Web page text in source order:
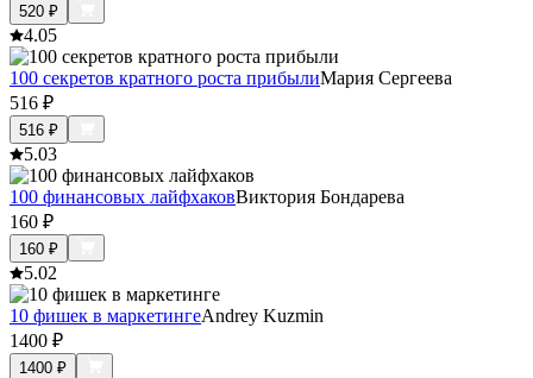
520 ₽
4.05
100 секретов кратного роста прибылиМария Сергеева
516 ₽
516 ₽
5.03
100 финансовых лайфхаковВиктория Бондарева
160 ₽
160 ₽
5.02
10 фишек в маркетингеAndrey Kuzmin
1400 ₽
1400 ₽